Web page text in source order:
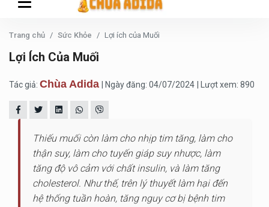
Trang chủ Sức Khỏe Lợi ích của Muối
Lợi Ích Của Muối
Tác giả: Chùa Adida | Ngày đăng: 04/07/2024 | Lượt xem: 890
Thiếu muối còn làm cho nhịp tim tăng, làm cho
thận suy, làm cho tuyến giáp suy nhược, làm
tăng độ vô cảm với chất insulin, và làm tăng
cholesterol. Như thế, trên lý thuyết làm hại đến
hệ thống tuần hoàn, tăng nguy cơ bị bệnh tim